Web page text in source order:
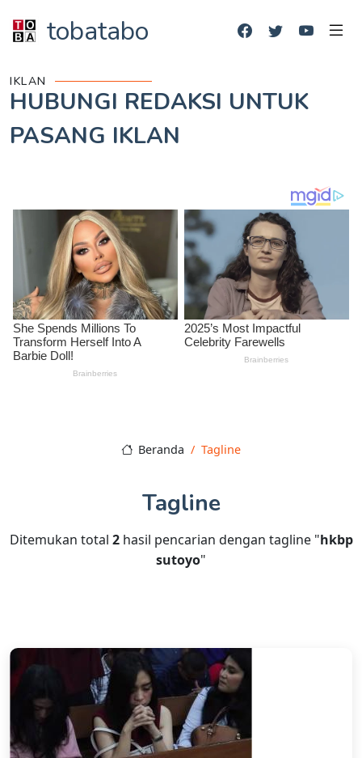
tobatabo
IKLAN
HUBUNGI REDAKSI UNTUK
PASANG IKLAN
Beranda Tagline
Tagline
Ditemukan total 2hasil pencarian dengan tagline "hkbp
sutoyo"